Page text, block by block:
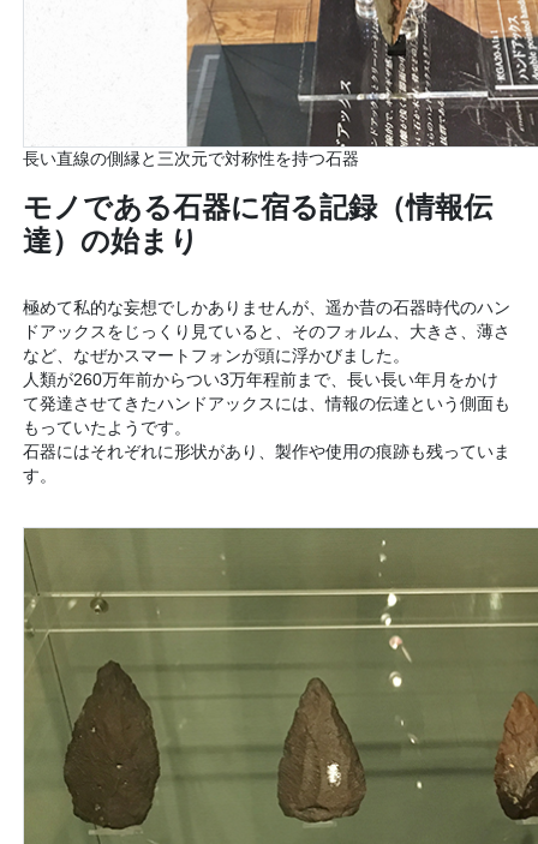
長い直線の側縁と三次元で対称性を持つ石器
モノである石器に宿る記録（情報伝
達）の始まり
極めて私的な妄想でしかありませんが、遥か昔の石器時代のハン
ドアックスをじっくり見ていると、そのフォルム、大きさ、薄さ
など、なぜかスマートフォンが頭に浮かびました。
人類が260万年前からつい3万年程前まで、長い長い年月をかけ
て発達させてきたハンドアックスには、情報の伝達という側面も
もっていたようです。
石器にはそれぞれに形状があり、製作や使用の痕跡も残っていま
す。